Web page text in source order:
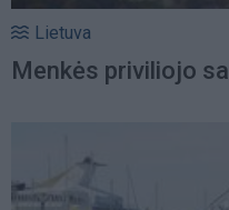
Lietuva
Menkės priviliojo